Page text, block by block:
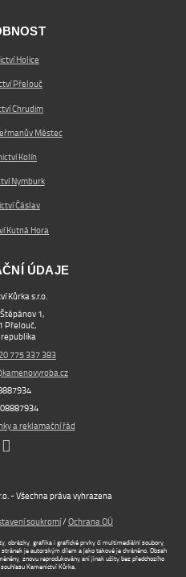
Holice
Přelouč
Chrudim
Městec
Kolín
Nymburk
Čáslav
Kutná Hora
ÚDAJE
Kůrka s.r.o.
1,
Přelouč,
775 337 383
a reklamační řád
- Všechna práva vyhrazena
soukromí/Ochrana OÚ
obrázky, grafika i grafické prvky či multimediální soubory,
je autorským dílem a jako takové je chráněno. Obsah
znovu reprodukovány ani jinak užity bez předchozího
Kamenictví Kůrka.